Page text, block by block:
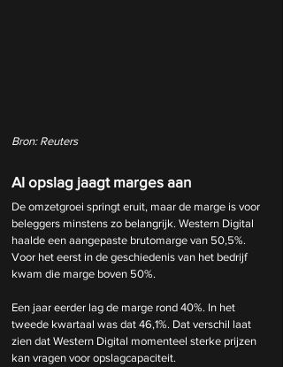
Bron: Reuters
AI opslag jaagt marges aan
De omzetgroei springt eruit, maar de marge is voor
beleggers minstens zo belangrijk. Western Digital
haalde een aangepaste brutomarge van 50,5%.
Voor het eerst in de geschiedenis van het bedrijf
kwam die marge boven 50%.
Een jaar eerder lag de marge rond 40%. In het
tweede kwartaal was dat 46,1%. Dat verschil laat
zien dat Western Digital momenteel sterke prijzen
kan vragen voor opslagcapaciteit.